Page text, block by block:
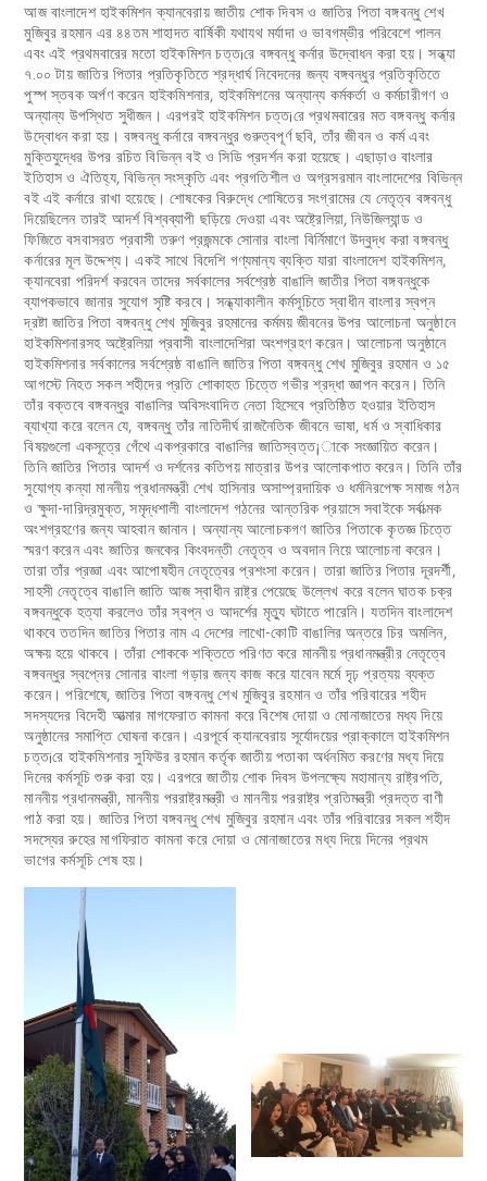
আজ বাংলাদেশ হাইকমিশন ক্যানবেরায় জাতীয় শোক দিবস ও জাতির পিতা বঙ্গবন্ধু শেখ
মুজিবুর রহমান এর ৪৪তম শাহাদত বার্ষিকী যথাযথ মর্যাদা ও ভাবগম্ভীর পরিবেশে পালন
এবং এই প্রথমবারের মতো হাইকমিশন চত্ত¡রে বঙ্গবন্ধু কর্নার উদ্বোধন করা হয়। সন্ধ্যা
৭.০০ টায় জাতির পিতার প্রতিকৃতিতে শ্রদ্ধার্ঘ নিবেদনের জন্য বঙ্গবন্ধুর প্রতিকৃতিতে
পুস্প স্তবক অর্পণ করেন হাইকমিশনার, হাইকমিশনের অন্যান্য কর্মকর্তা ও কর্মচারীগণ ও
অন্যান্য উপস্থিত সুধীজন। এরপরই হাইকমিশন চত্ত¡রে প্রথমবারের মত বঙ্গবন্ধু কর্নার
উদ্বোধন করা হয়। বঙ্গবন্ধু কর্নারে বঙ্গবন্ধুর গুরুত্বপূর্ণ ছবি, তাঁর জীবন ও কর্ম এবং
মুক্তিযুদ্ধের উপর রচিত বিভিন্ন বই ও সিডি প্রদর্শন করা হয়েছে। এছাড়াও বাংলার
ইতিহাস ও ঐতিহ্য, বিভিন্ন সংস্কৃতি এবং প্রগতিশীল ও অগ্রসরমান বাংলাদেশের বিভিন্ন
বই এই কর্নারে রাখা হয়েছে। শোষকের বিরুদ্ধে শোষিতের সংগ্রামের যে নেতৃত্ব বঙ্গবন্ধু
দিয়েছিলেন তারই আদর্শ বিশ্বব্যাপী ছড়িয়ে দেওয়া এবং অষ্ট্রেলিয়া, নিউজিল্যান্ড ও
ফিজিতে বসবাসরত প্রবাসী তরুণ প্রজন্মকে সোনার বাংলা বির্নিমাণে উদ্বুদ্ধ করা বঙ্গবন্ধু
কর্নারের মূল উদ্দেশ্য। একই সাথে বিদেশি গণ্যমান্য ব্যক্তি যারা বাংলাদেশ হাইকমিশন,
ক্যানবেরা পরিদর্শ করবেন তাদের সর্বকালের সর্বশ্রেষ্ঠ বাঙালি জাতীর পিতা বঙ্গবন্ধুকে
ব্যাপকভাবে জানার সুযোগ সৃষ্টি করবে। সন্ধ্যাকালীন কর্মসূচিতে স্বাধীন বাংলার স্বপ্ন
দ্রষ্টা জাতির পিতা বঙ্গবন্ধু শেখ মুজিবুর রহমানের কর্মময় জীবনের উপর আলোচনা অনুষ্ঠানে
হাইকমিশনারসহ অষ্ট্রেলিয়া প্রবাসী বাংলাদেশিরা অংশগ্রহণ করেন। আলোচনা অনুষ্ঠানে
হাইকমিশনার সর্বকালের সর্বশ্রেষ্ঠ বাঙালি জাতির পিতা বঙ্গবন্ধু শেখ মুজিবুর রহমান ও ১৫
আগস্টে নিহত সকল শহীদের প্রতি শোকাহত চিত্তে গভীর শ্রদ্ধা জ্ঞাপন করেন। তিনি
তাঁর বক্তবে বঙ্গবন্ধুর বাঙালির অবিসংবাদিত নেতা হিসেবে প্রতিষ্ঠিত হওয়ার ইতিহাস
ব্যাখ্যা করে বলেন যে, বঙ্গবন্ধু তাঁর নাতিদীর্ঘ রাজনৈতিক জীবনে ভাষা, ধর্ম ও স্বাধিকার
বিষয়গুলো একসূত্রে গেঁথে একপ্রকারে বাঙালির জাতিস্বত্ত¡াকে সংজ্ঞায়িত করেন।
তিনি জাতির পিতার আদর্শ ও দর্শনের কতিপয় মাত্রার উপর আলোকপাত করেন। তিনি তাঁর
সুযোগ্য কন্যা মাননীয় প্রধানমন্ত্রী শেখ হাসিনার অসাম্প্রদায়িক ও ধর্মনিরপেক্ষ সমাজ গঠন
ও ক্ষুদা-দারিদ্রমুক্ত, সমৃদ্ধশালী বাংলাদেশ গঠনের আন্তরিক প্রয়াসে সবাইকে সর্বাত্মক
অংশগ্রহণের জন্য আহবান জানান। অন্যান্য আলোচকগণ জাতির পিতাকে কৃতজ্ঞ চিত্তে
স্মরণ করেন এবং জাতির জনকের কিংবদন্তী নেতৃত্ব ও অবদান নিয়ে আলোচনা করেন।
তারা তাঁর প্রজ্ঞা এবং আপোষহীন নেতৃত্বের প্রশংসা করেন। তারা জাতির পিতার দূরদর্শী,
সাহসী নেতৃত্বে বাঙালি জাতি আজ স্বাধীন রাষ্ট্র পেয়েছে উল্লেখ করে বলেন ঘাতক চক্র
বঙ্গবন্ধুকে হত্যা করলেও তাঁর স্বপ্ন ও আদর্শের মৃত্যু ঘটাতে পারেনি। যতদিন বাংলাদেশ
থাকবে ততদিন জাতির পিতার নাম এ দেশের লাখো-কোটি বাঙালির অন্তরে চির অমলিন,
অক্ষয় হয়ে থাকবে। তাঁরা শোককে শক্তিতে পরিণত করে মাননীয় প্রধানমন্ত্রীর নেতৃত্বে
বঙ্গবন্ধুর স্বপ্নের সোনার বাংলা গড়ার জন্য কাজ করে যাবেন মর্মে দৃঢ় প্রত্যয় ব্যক্ত
করেন। পরিশেষে, জাতির পিতা বঙ্গবন্ধু শেখ মুজিবুর রহমান ও তাঁর পরিবারের শহীদ
সদস্যদের বিদেহী আত্মার মাগফেরাত কামনা করে বিশেষ দোয়া ও মোনাজাতের মধ্য দিয়ে
অনুষ্ঠানের সমাপ্তি ঘোষনা করেন। এরপূর্বে ক্যানবেরায় সূর্যোদয়ের প্রাক্কালে হাইকমিশন
চত্ত¡রে হাইকমিশনার সুফিউর রহমান কর্তৃক জাতীয় পতাকা অর্ধনমিত করণের মধ্য দিয়ে
দিনের কর্মসূচি শুরু করা হয়। এরপরে জাতীয় শোক দিবস উপলক্ষ্যে মহামান্য রাষ্ট্রপতি,
মাননীয় প্রধানমন্ত্রী, মাননীয় পররাষ্ট্রমন্ত্রী ও মাননীয় পররাষ্ট্র প্রতিমন্ত্রী প্রদত্ত বাণী
পাঠ করা হয়। জাতির পিতা বঙ্গবন্ধু শেখ মুজিবুর রহমান এবং তাঁর পরিবারের সকল শহীদ
সদস্যের রুহের মাগফিরাত কামনা করে দোয়া ও মোনাজাতের মধ্য দিয়ে দিনের প্রথম
ভাগের কর্মসূচি শেষ হয়।